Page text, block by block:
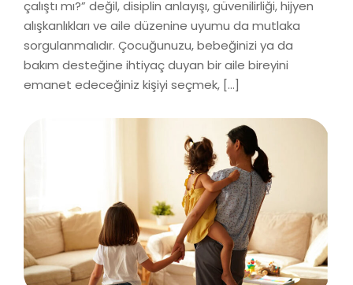
çalıştı mı?” değil, disiplin anlayışı, güvenilirliği, hijyen
alışkanlıkları ve aile düzenine uyumu da mutlaka
sorgulanmalıdır. Çocuğunuzu, bebeğinizi ya da
bakım desteğine ihtiyaç duyan bir aile bireyini
emanet edeceğiniz kişiyi seçmek, […]